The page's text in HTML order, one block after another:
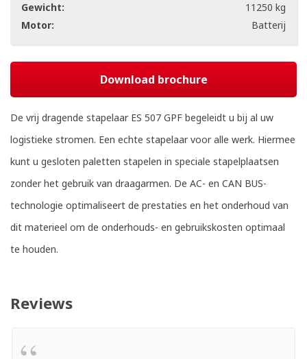
Gewicht:
11250 kg
Motor:
Batterij
Download brochure
De vrij dragende stapelaar ES 507 GPF begeleidt u bij al uw
logistieke stromen. Een echte stapelaar voor alle werk. Hiermee
kunt u gesloten paletten stapelen in speciale stapelplaatsen
zonder het gebruik van draagarmen. De AC- en CAN BUS-
technologie optimaliseert de prestaties en het onderhoud van
dit materieel om de onderhouds- en gebruikskosten optimaal
te houden.
Reviews